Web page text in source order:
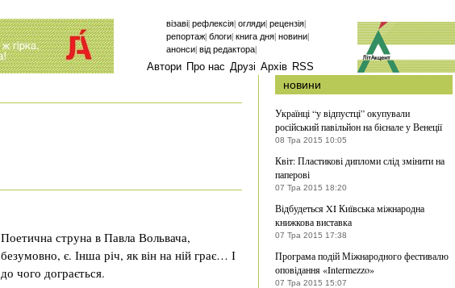
візаві| рефлексія| огляди| рецензія|
репортаж| блоги| книга дня| новини|
анонси| від редактора|
Автори Про нас Друзі Архів RSS
Поетична струна в Павла Вольвача,
безумовно, є. Інша річ, як він на ній грає… І
до чого дограється.
новини
Українці “у відпустці” окупували
російський павільйон на бієнале у Венеції
08 Тра 2015 10:05
Квіт: Пластикові дипломи слід змінити на
паперові
07 Тра 2015 18:20
Відбудеться XI Київська міжнародна
книжкова виставка
07 Тра 2015 17:38
Програма подій Міжнародного фестивалю
оповідання «Intermezzo»
07 Тра 2015 15:07